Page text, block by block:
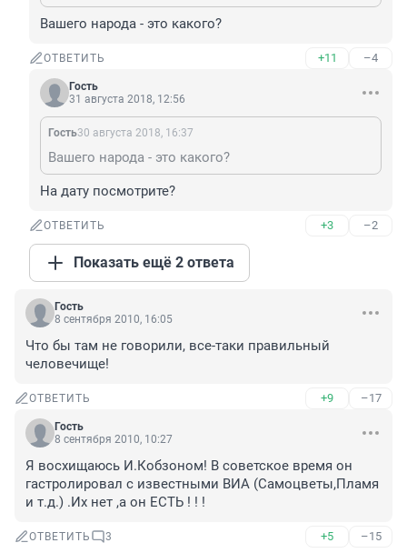
Вашего народа - это какого?
ОТВЕТИТЬ +11 –4
Гость
31 августа 2018, 12:56
Гость30 августа 2018, 16:37
Вашего народа - это какого?
На дату посмотрите?
ОТВЕТИТЬ +3 –2
Показать ещё 2 ответа
Гость
8 сентября 2010, 16:05
Что бы там не говорили, все-таки правильный
человечище!
ОТВЕТИТЬ +9 –17
Гость
8 сентября 2010, 10:27
Я восхищаюсь И.Кобзоном! В советское время он
гастролировал с известными ВИА (Самоцветы,Пламя
и т.д.) .Их нет ,а он ЕСТЬ ! ! !
ОТВЕТИТЬ 3 +5 –15